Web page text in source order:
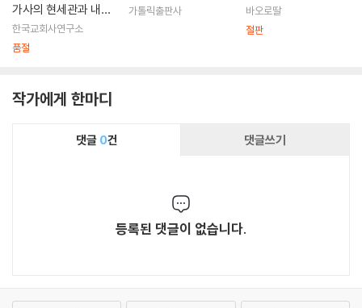
가사의 현세관과 내세
관
한국교회사연구소
품절
가톨릭출판사
바오로딸
절판
작가에게 한마디
댓글 0건 댓글쓰기
등록된 댓글이 없습니다.